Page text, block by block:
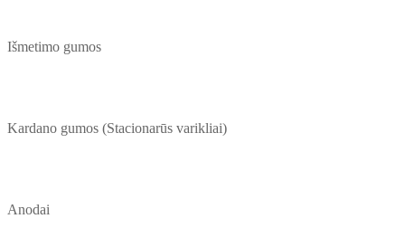
Išmetimo gumos
Kardano gumos (Stacionarūs varikliai)
Anodai